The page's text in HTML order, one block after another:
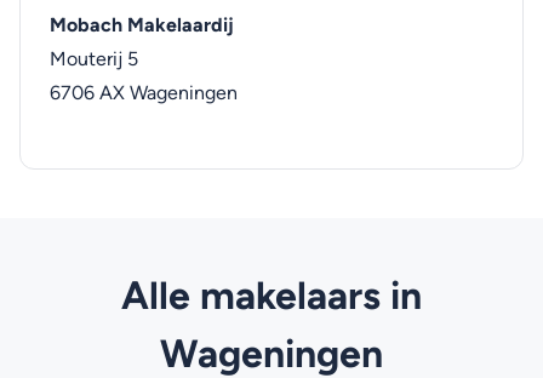
Mobach Makelaardij
Mouterij 5
6706 AX Wageningen
Alle makelaars in
Wageningen